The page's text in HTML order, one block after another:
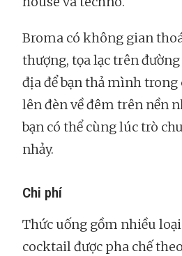
Broma có không gian
thượng, tọa lạc trên
địa để bạn thả mình trong
lên đèn về đêm trên nền
bạn có thể cùng lúc trò
nhảy.
Chi phí
Thức uống gồm nhiều
cocktail được pha chế